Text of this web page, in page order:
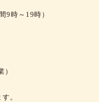
9時～19時）
）
。